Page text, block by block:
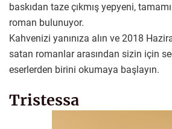
baskıdan taze çıkmış yepyeni,
roman bulunuyor.
Kahvenizi yanınıza alın ve 2018
satan romanlar arasından sizin için
eserlerden birini okumaya başlayın.
Tristessa